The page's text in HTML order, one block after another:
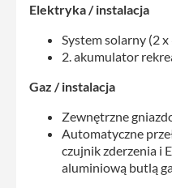
Elektryka / instalacja
System solarny (2
2. akumulator
Gaz / instalacja
Zewnętrzne
Automatyczne
czujnik zderzenia i
aluminiową butlą